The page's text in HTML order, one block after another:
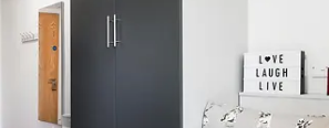
de amb VCARB fomenta la
inoblidables per als estudiants.